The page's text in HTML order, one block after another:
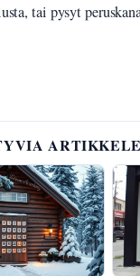
tai pysyt